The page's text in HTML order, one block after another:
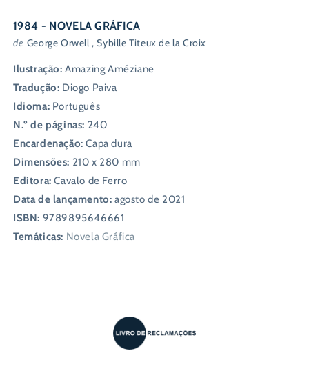
1984 - NOVELA GRÁFICA
de George Orwell , Sybille Titeux de la Croix
Ilustração:Amazing Améziane
Tradução: Diogo Paiva
Idioma: Português
N.º de páginas: 240
Encardenação:Capa dura
Dimensões: 210 x 280 mm
Editora:Cavalo de Ferro
Data de lançamento: agosto de 2021
ISBN: 9789895646661
Temáticas: Novela Gráfica